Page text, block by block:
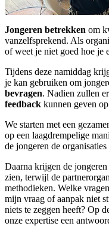
Jongeren betrekken om
vanzelfsprekend. Als
of weet je niet goed hoe je
Tijdens deze namiddag
je kan gebruiken om
bevragen. Nadien zullen
feedback kunnen geven
We starten met een
op een laagdrempelige
de jongeren de
Daarna krijgen de
zien, terwijl de
methodieken. Welke
mijn vraag of aanpak niet
niets te zeggen heeft? Op
onze expertise een